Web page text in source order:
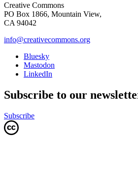
Creative Commons
PO Box 1866, Mountain View,
CA 94042
info@creativecommons.org
Bluesky
Mastodon
LinkedIn
Subscribe to our
Subscribe